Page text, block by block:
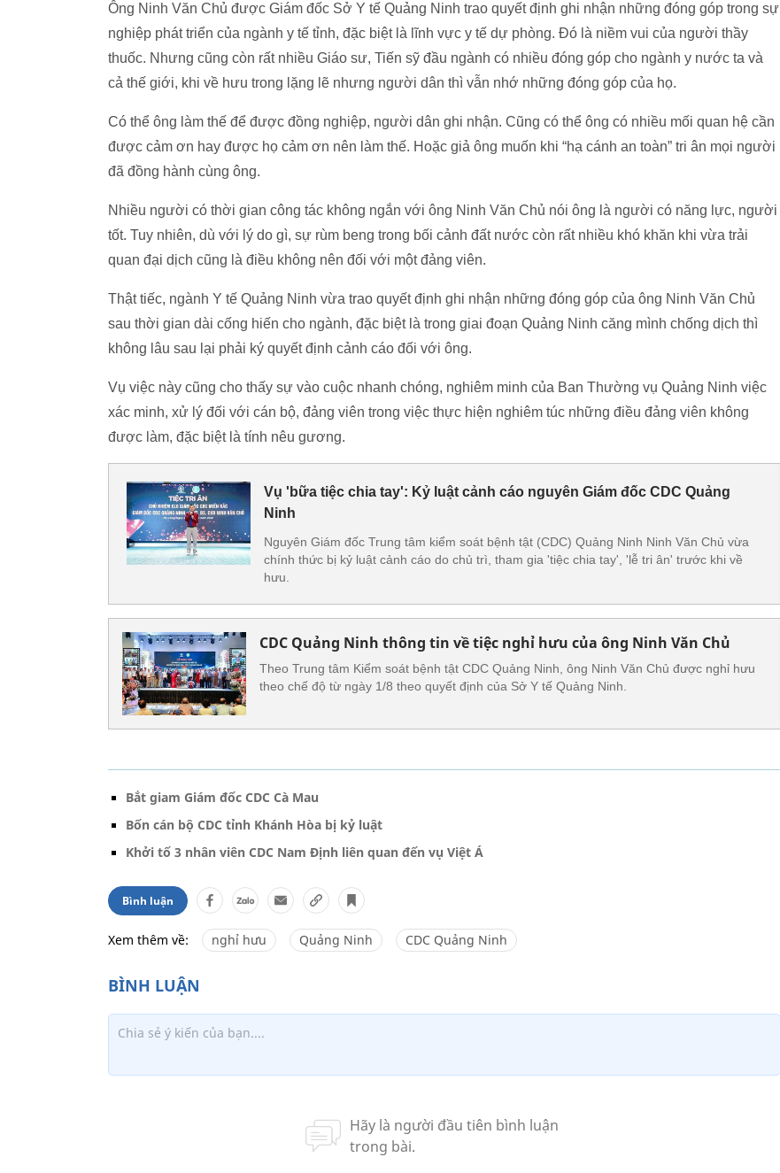
Ông Ninh Văn Chủ được Giám đốc Sở Y tế Quảng Ninh trao quyết định ghi nhận những đóng góp trong sự
nghiệp phát triển của ngành y tế tỉnh, đặc biệt là lĩnh vực y tế dự phòng. Đó là niềm vui của người thầy
thuốc. Nhưng cũng còn rất nhiều Giáo sư, Tiến sỹ đầu ngành có nhiều đóng góp cho ngành y nước ta và
cả thế giới, khi về hưu trong lặng lẽ nhưng người dân thì vẫn nhớ những đóng góp của họ.
Có thể ông làm thế để được đồng nghiệp, người dân ghi nhận. Cũng có thể ông có nhiều mối quan hệ cần
được cảm ơn hay được họ cảm ơn nên làm thế. Hoặc giả ông muốn khi “hạ cánh an toàn” tri ân mọi người
đã đồng hành cùng ông.
Nhiều người có thời gian công tác không ngắn với ông Ninh Văn Chủ nói ông là người có năng lực, người
tốt. Tuy nhiên, dù với lý do gì, sự rùm beng trong bối cảnh đất nước còn rất nhiều khó khăn khi vừa trải
quan đại dịch cũng là điều không nên đối với một đảng viên.
Thật tiếc, ngành Y tế Quảng Ninh vừa trao quyết định ghi nhận những đóng góp của ông Ninh Văn Chủ
sau thời gian dài cống hiến cho ngành, đặc biệt là trong giai đoạn Quảng Ninh căng mình chống dịch thì
không lâu sau lại phải ký quyết định cảnh cáo đối với ông.
Vụ việc này cũng cho thấy sự vào cuộc nhanh chóng, nghiêm minh của Ban Thường vụ Quảng Ninh việc
xác minh, xử lý đối với cán bộ, đảng viên trong việc thực hiện nghiêm túc những điều đảng viên không
được làm, đặc biệt là tính nêu gương.
Vụ 'bữa tiệc chia tay': Kỷ luật cảnh cáo nguyên Giám đốc CDC Quảng
Ninh
Nguyên Giám đốc Trung tâm kiểm soát bệnh tật (CDC) Quảng Ninh Ninh Văn Chủ vừa
chính thức bị kỷ luật cảnh cáo do chủ trì, tham gia 'tiệc chia tay', 'lễ tri ân' trước khi về
hưu.
CDC Quảng Ninh thông tin về tiệc nghỉ hưu của ông Ninh Văn Chủ
Theo Trung tâm Kiểm soát bệnh tật CDC Quảng Ninh, ông Ninh Văn Chủ được nghỉ hưu
theo chế độ từ ngày 1/8 theo quyết định của Sở Y tế Quảng Ninh.
Bắt giam Giám đốc CDC Cà Mau
Bốn cán bộ CDC tỉnh Khánh Hòa bị kỷ luật
Khởi tố 3 nhân viên CDC Nam Định liên quan đến vụ Việt Á
Bình luận
Xem thêm về: nghỉ hưu Quảng Ninh CDC Quảng Ninh